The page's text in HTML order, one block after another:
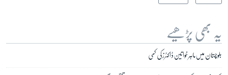
یہ بھی پڑھیے
بلوچستان میں ماہر خواتین ڈاکٹرز کی کمی